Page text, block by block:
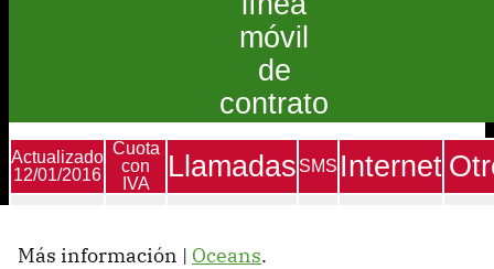
Más información | Oceans.